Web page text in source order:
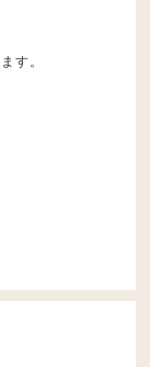
す。